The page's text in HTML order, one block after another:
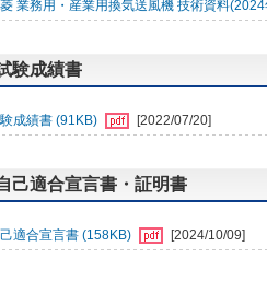
業務用・産業用換気送風機 技術資料
験成績書
成績書 (91KB) [2022/07/20]
己適合宣言書・証明書
適合宣言書 (158KB) [2024/10/09]